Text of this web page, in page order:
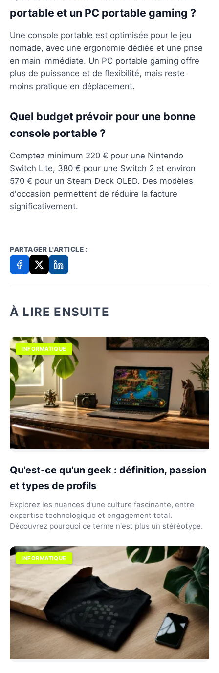
portable et un PC portable gaming ?
Une console portable est optimisée pour le jeu
nomade, avec une ergonomie dédiée et une prise
en main immédiate. Un PC portable gaming offre
plus de puissance et de flexibilité, mais reste
moins pratique en déplacement.
Quel budget prévoir pour une bonne
console portable ?
Comptez minimum 220 € pour une Nintendo
Switch Lite, 380 € pour une Switch 2 et environ
570 € pour un Steam Deck OLED. Des modèles
d'occasion permettent de réduire la facture
significativement.
PARTAGER L'ARTICLE :
À LIRE ENSUITE
INFORMATIQUE
Qu'est-ce qu'un geek : définition, passion
et types de profils
Explorez les nuances d'une culture fascinante, entre
expertise technologique et engagement total.
Découvrez pourquoi ce terme n'est plus un stéréotype.
INFORMATIQUE